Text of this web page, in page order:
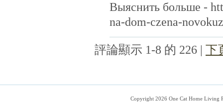
Выяснить больше -
na-dom-czena-
評論顯示 1-8 的 226 | 下
Copyright 2026 One Cat Home Living